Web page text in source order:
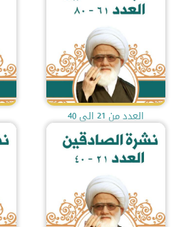
العدد من 21 الى 40